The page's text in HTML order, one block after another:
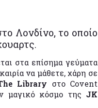
Λονδίνο, το οποίο
στα επίσημα γεύματα
να μάθετε, χάρη σε
Library στο Covent
μαγικό κόσμο της JK